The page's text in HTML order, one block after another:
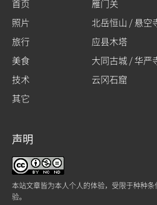
首页
照片
旅行
美食
技术
其它
雁门关
北岳恒山 / 悬空
应县木塔
大同古城 / 华严
云冈石窟
声明
本站文章皆为本人个人的体验，受限于种种
验。